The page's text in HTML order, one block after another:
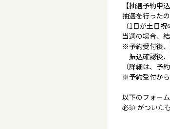
【抽選予約申
抽選を行った
（1日が土日
当選の場合、
※予約受付後、
振込確認後、
（詳細は、予
※予約受付か
以下のフォー
必須 がついた